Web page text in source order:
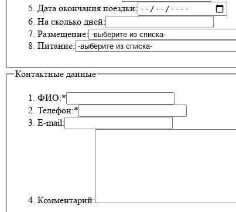
Дата окончания поездки:
На сколько дней:
Размещение:
Питание:
Контактные данные
ФИО:*
Телефон:*
E-mail:
Комментарий: